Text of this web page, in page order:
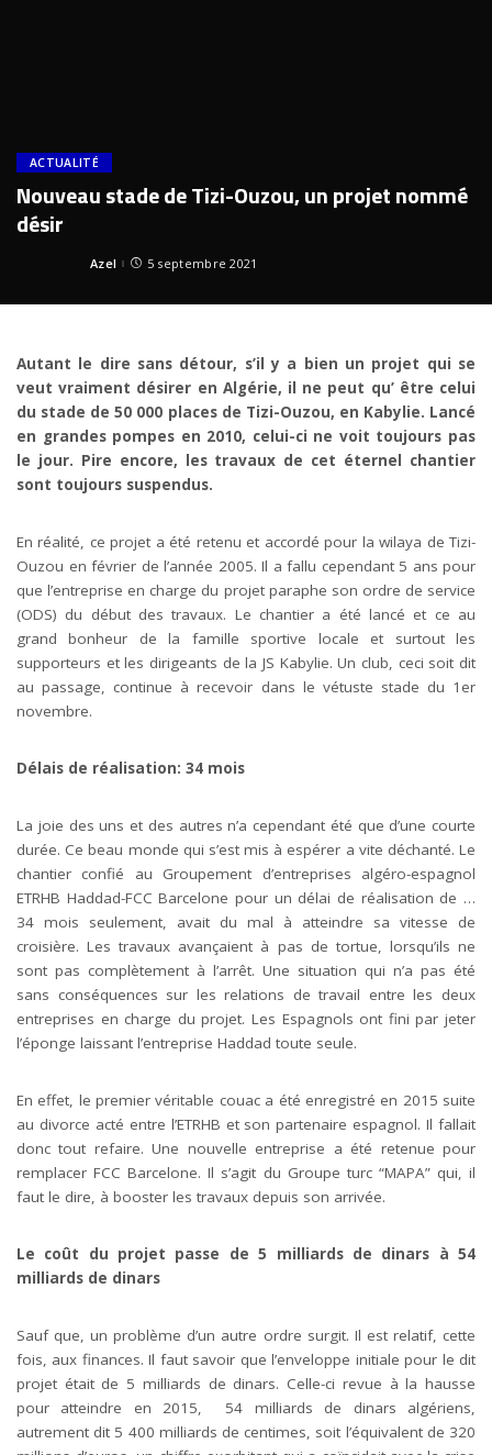
ACTUALITÉ
Nouveau stade de Tizi-Ouzou, un projet nommé
désir
Posted
Azel 5 septembre 2021
Autant le dire sans détour, s’il y a bien un projet qui se
veut vraiment désirer en Algérie, il ne peut qu’ être celui
du stade de 50 000 places de Tizi-Ouzou, en Kabylie. Lancé
en grandes pompes en 2010, celui-ci ne voit toujours pas
le jour. Pire encore, les travaux de cet éternel chantier
sont toujours suspendus.
En réalité, ce projet a été retenu et accordé pour la wilaya de Tizi-
Ouzou en février de l’année 2005. Il a fallu cependant 5 ans pour
que l’entreprise en charge du projet paraphe son ordre de service
(ODS) du début des travaux. Le chantier a été lancé et ce au
grand bonheur de la famille sportive locale et surtout les
supporteurs et les dirigeants de la JS Kabylie. Un club, ceci soit dit
au passage, continue à recevoir dans le vétuste stade du 1 er
novembre.
Délais de réalisation: 34 mois
La joie des uns et des autres n’a cependant été que d’une courte
durée. Ce beau monde qui s’est mis à espérer a vite déchanté. Le
chantier confié au Groupement d’entreprises algéro-espagnol
ETRHB Haddad-FCC Barcelone pour un délai de réalisation de …
34 mois seulement, avait du mal à atteindre sa vitesse de
croisière. Les travaux avançaient à pas de tortue, lorsqu’ils ne
sont pas complètement à l’arrêt. Une situation qui n’a pas été
sans conséquences sur les relations de travail entre les deux
entreprises en charge du projet. Les Espagnols ont fini par jeter
l’éponge laissant l’entreprise Haddad toute seule.
En effet, le premier véritable couac a été enregistré en 2015 suite
au divorce acté entre l’ETRHB et son partenaire espagnol. Il fallait
donc tout refaire. Une nouvelle entreprise a été retenue pour
remplacer FCC Barcelone. Il s’agit du Groupe turc “MAPA” qui, il
faut le dire, à booster les travaux depuis son arrivée.
Le coût du projet passe de 5 milliards de dinars à 54
milliards de dinars
Sauf que, un problème d’un autre ordre surgit. Il est relatif, cette
fois, aux finances. Il faut savoir que l’enveloppe initiale pour le dit
projet était de 5 milliards de dinars. Celle-ci revue à la hausse
pour atteindre en 2015, 54 milliards de dinars algériens,
autrement dit 5 400 milliards de centimes, soit l’équivalent de 320